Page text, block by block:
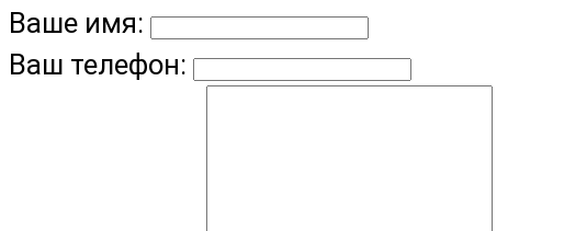
Ваше имя:
Ваш телефон: